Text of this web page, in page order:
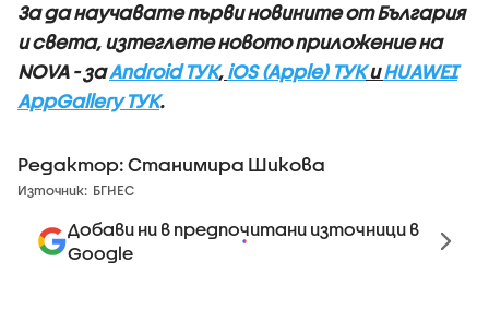
За да научавате първи новините от България
и света, изтеглете новото приложение на
NOVA - заAndroid ТУК, iOS (Apple) ТУКиHUAWEI
AppGallery ТУК.
Редактор: Станимира Шикова
Източник: БГНЕС
Добави ни в предпочитани източници в
Google